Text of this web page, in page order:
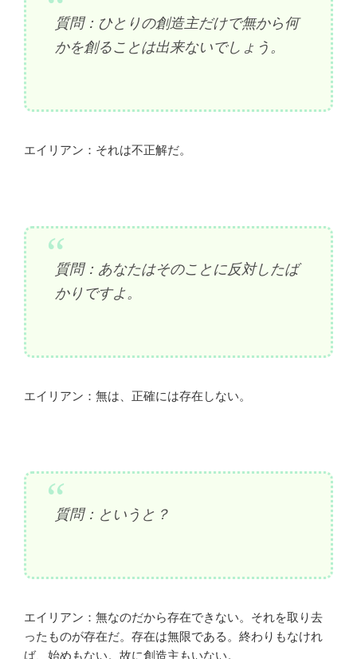
質問：ひとりの創造主だけで無から何
かを創ることは出来ないでしょう。
エイリアン：それは不正解だ。
質問：あなたはそのことに反対したば
かりですよ。
エイリアン：無は、正確には存在しない。
質問：というと？
エイリアン：無なのだから存在できない。それを取り去
ったものが存在だ。存在は無限である。終わりもなけれ
ば、始めもない。故に創造主もいない。